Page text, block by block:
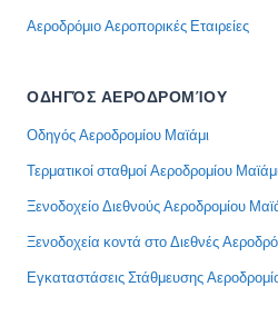
Αεροδρόμιο Αεροπορικές Εταιρείες
ΟΔΗΓΌΣ ΑΕΡΟΔΡΟΜΊΟΥ
Οδηγός Αεροδρομίου Μαϊάμι
Τερματικοί σταθμοί Αεροδρομίου Μαϊάμι
Ξενοδοχείο Διεθνούς Αεροδρομίου
Ξενοδοχεία κοντά στο Διεθνές
Εγκαταστάσεις Στάθμευσης